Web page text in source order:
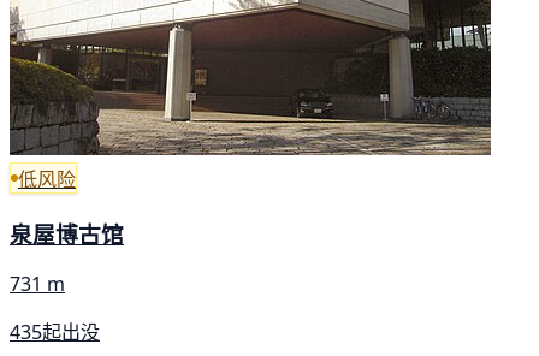
低风险
泉屋博古馆
731 m
435起出没